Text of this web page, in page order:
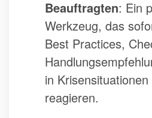
Beauftragten: Ein
Werkzeug, das
Best Practices,
in
reagieren.